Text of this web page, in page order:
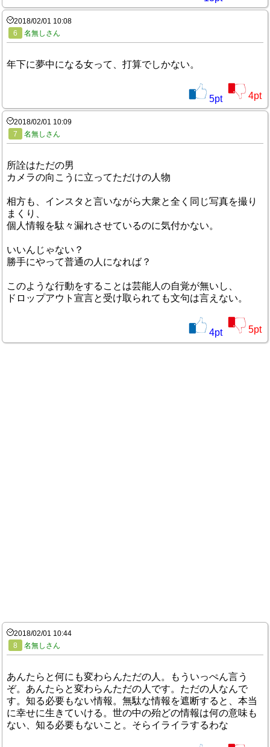
2018/02/01 10:08
6
名無しさん
年下に夢中になる女って、打算でしかない。
5pt 4pt
2018/02/01 10:09
7
名無しさん
所詮はただの男
カメラの向こうに立ってただけの人物
相方も、インスタと言いながら大衆と全く同じ写真を撮り
まくり、
個人情報を駄々漏れさせているのに気付かない。
いいんじゃない？
勝手にやって普通の人になれば？
このような行動をすることは芸能人の自覚が無いし、
ドロップアウト宣言と受け取られても文句は言えない。
4pt 5pt
2018/02/01 10:44
8
名無しさん
あんたらと何にも変わらんただの人。もういっぺん言う
ぞ。あんたらと変わらんただの人です。ただの人なんで
す。知る必要もない情報。無駄な情報を遮断すると、本当
に幸せに生きていける。世の中の殆どの情報は何の意味も
ない、知る必要もないこと。そらイライラするわな